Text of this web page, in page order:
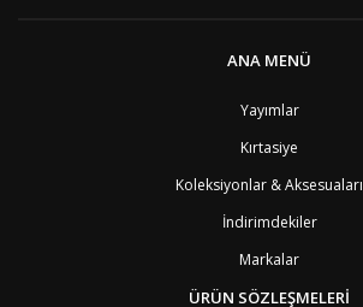
ANA MENÜ
Yayımlar
Kırtasiye
Koleksiyonlar & Aksesuaları
İndirimdekiler
Markalar
ÜRÜN SÖZLEŞMELERİ